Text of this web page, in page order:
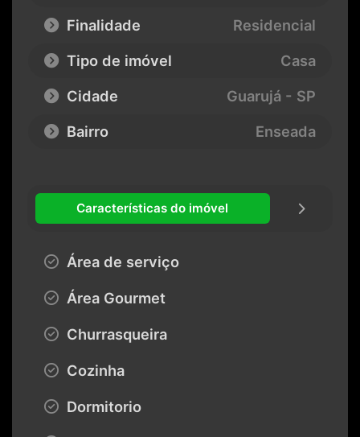
Finalidade
Residencial
Tipo de imóvel
Casa
Cidade
Guarujá - SP
Bairro
Enseada
Características do imóvel
Área de serviço
Área Gourmet
Churrasqueira
Cozinha
Dormitorio